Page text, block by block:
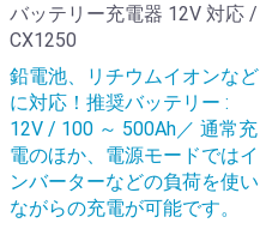
バッテリー充電器 12V 対応 /
CX1250
鉛電池、リチウムイオンなど
に対応！推奨バッテリー :
12V / 100 ～ 500Ah／ 通常充
電のほか、電源モードではイ
ンバーターなどの負荷を使い
ながらの充電が可能です。